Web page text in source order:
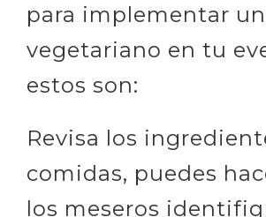
para implementar
vegetariano en tu
estos son:
Revisa los
comidas, puedes
los meseros